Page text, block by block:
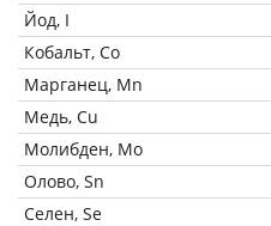
Йод, I
Кобальт, Co
Марганец, Mn
Медь, Cu
Молибден, Mo
Олово, Sn
Селен, Se